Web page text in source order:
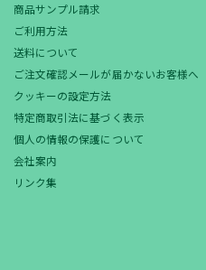
商品サンプル請求
ご利用方法
送料について
ご注文確認メールが届かないお客様へ
クッキーの設定方法
特定商取引法に基づく表示
個人の情報の保護について
会社案内
リンク集